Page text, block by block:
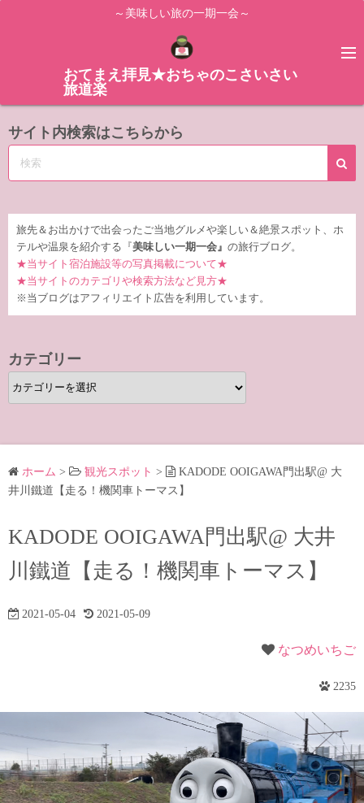
ス
ッ
～美味しい旅の一期一会～
おてまえ拝見★おちゃのこさいさい
旅道楽
サイト内検索はこちらから
旅先＆お出かけで出会ったご当地グルメや楽しい＆絶景スポット、ホ
テルや温泉を紹介する『 美味しい一期一会』 の旅行ブログ。
★当サイト宿泊施設等の写真掲載について★
★当サイトのカテゴリや検索方法など見方★
※当ブログはアフィリエイト広告を利用しています。
カテゴリー
カ
テ
リ
ー ホーム > 観光スポット >
KADODE OOIGAWA門出駅@ 大
井川鐵道【走る！機関車トーマス】
KADODE OOIGAWA門出駅@ 大井
川鐵道【走る！機関車トーマス】
2021-05-04 2021-05-09
なつめいちご
2235